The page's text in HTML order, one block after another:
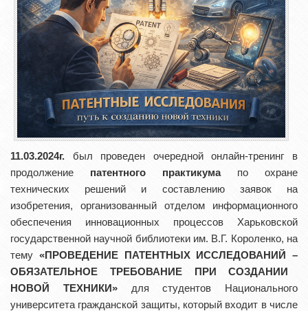
11.03.2024г. был проведен очередной онлайн-тренинг в
продолжение патентного практикумапо охране
технических решений и составлению заявок на
изобретения, организованный отделом информационного
обеспечения инновационных процессов Харьковской
государственной научной библиотеки им. В.Г. Короленко, на
тему «ПРОВЕДЕНИЕ ПАТЕНТНЫХ ИССЛЕДОВАНИЙ –
ОБЯЗАТЕЛЬНОЕ ТРЕБОВАНИЕ ПРИСОЗДАНИИ
НОВОЙ ТЕХНИКИ» для студентов Национального
университета гражданской защиты, который входит в числе